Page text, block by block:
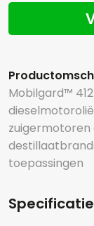
Mobilgard™
zuigermotoren
toepassingen